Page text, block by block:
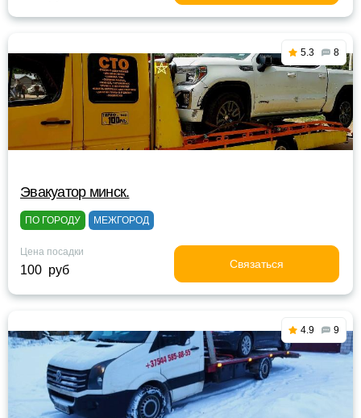
5.3 8
Эвакуатор минск.
ПО ГОРОДУ МЕЖГОРОД
Цена посадки
100 руб Связаться
4.9 9